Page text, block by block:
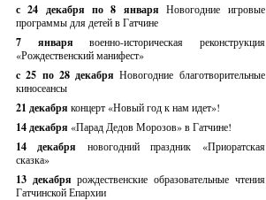
с 24 декабря по 8 январяНовогодние игровые
программы для детей в Гатчине
7 январявоенно-историческая реконструкция
«Рождественский манифест»
c 25 по 28 декабряНовогодние благотворительные
киносеансы
21 декабря концерт «Новый год к нам идет»!
14 декабря «Парад Дедов Морозов» в Гатчине!
14 декабря новогодний праздник «Приоратская
сказка»
13 декабрярождественские образовательные чтения
Гатчинской Епархии